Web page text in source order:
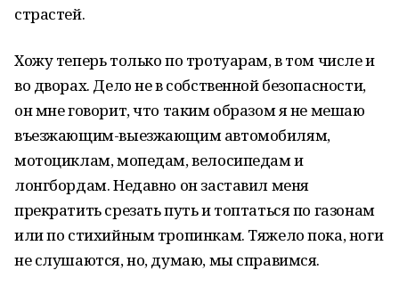
страстей.
Хожу теперь только по тротуарам, в том числе и
во дворах. Дело не в собственной безопасности,
он мне говорит, что таким образом я не мешаю
въезжающим-выезжающим автомобилям,
мотоциклам, мопедам, велосипедам и
лонгбордам. Недавно он заставил меня
прекратить срезать путь и топтаться по газонам
или по стихийным тропинкам. Тяжело пока, ноги
не слушаются, но, думаю, мы справимся.